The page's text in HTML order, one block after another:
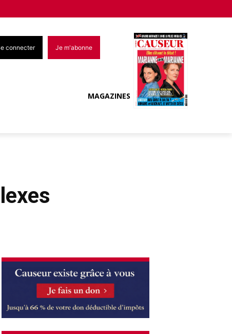
connecter Je m'abonne
MAGAZINES